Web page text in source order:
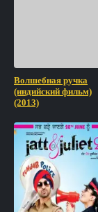
Волшебная ручка
(индийский фильм)
(2013)